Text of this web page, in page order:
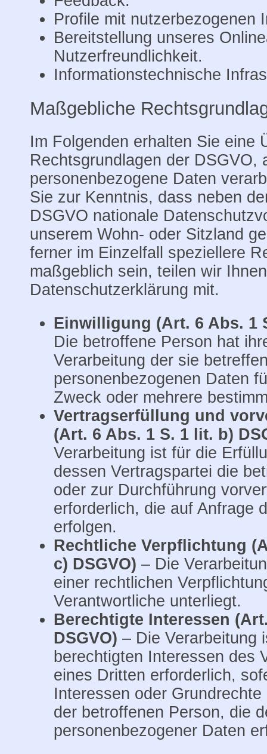
Profile mit nutzerbezogenen
Bereitstellung unseres
Nutzerfreundlichkeit.
Informationstechnische
Maßgebliche
Im Folgenden erhalten Sie eine
Rechtsgrundlagen der DSGVO,
personenbezogene Daten
Sie zur Kenntnis, dass neben
DSGVO nationale
unserem Wohn- oder Sitzland
ferner im Einzelfall speziellere
maßgeblich sein, teilen wir
Datenschutzerklärung mit.
Einwilligung (Art. 6 Abs. 1
Die betroffene Person hat
Verarbeitung der sie
personenbezogenen Daten
Zweck oder mehrere
Vertragserfüllung und
(Art. 6 Abs. 1 S. 1 lit. b)
Verarbeitung ist für die
dessen Vertragspartei die
oder zur Durchführung
erforderlich, die auf Anfrage
erfolgen.
Rechtliche Verpflichtung
c) DSGVO) – Die
einer rechtlichen
Verantwortliche unterliegt.
Berechtigte Interessen
DSGVO) – Die Verarbeitung
berechtigten Interessen des
eines Dritten erforderlich,
Interessen oder
der betroffenen Person, die
personenbezogener Daten